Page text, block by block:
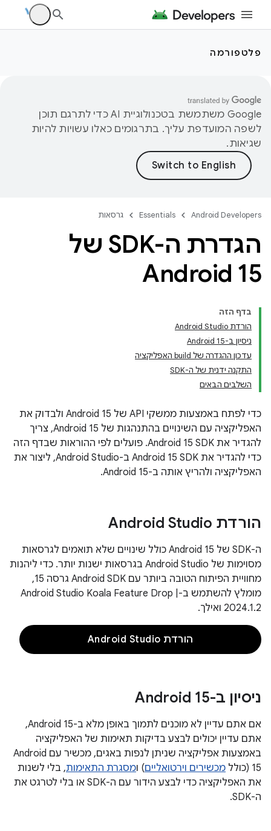
פלטפורמה
‫Google משתמשת בטכנולוגיית AI כדי לתרגם תוכן
לשפה המועדפת עליך. בתרגומים כאלו עשויות להיות
שגיאות.
Android Developers
Essentials גרסאות
הגדרת ה-SDK של
Android 15
בדף הזה
הורדת Android Studio
ניסיון ב-Android 15
עדכון ההגדרה של build האפליקציה
התקנה ידנית של ה-SDK
השלבים הבאים
כדי לפתח באמצעות ממשקי API של Android 15 ולבדוק את
האפליקציה עם השינויים בהתנהגות של Android 15, צריך
להגדיר את Android 15 SDK. פועלים לפי ההוראות שבדף הזה
כדי להגדיר את Android 15 SDK ב-Android Studio, ליצור את
האפליקציה ולהריץ אותה ב-Android 15.
הורדת Android Studio
ה-SDK של Android 15 כולל שינויים שלא תואמים לגרסאות
מסוימות של Android Studio בגרסאות ישנות יותר. כדי ליהנות
מחוויית הפיתוח הטובה ביותר עם Android SDK גרסה 15,
מומלץ להשתמש ב-Android Studio Koala Feature Drop |
2024.1.2 ואילך.
הורדת Android Studio
ניסיון ב-Android 15
אם אתם עדיין לא מוכנים לתמוך באופן מלא ב-Android 15,
אתם עדיין יכולים לבצע בדיקות תאימות של האפליקציה
באמצעות אפליקציה שניתן לנפות באגים, מכשיר עם Android
15 (כולל
מכשירים וירטואליים) ומסגרת התאימות, בלי לשנות
את האפליקציה כדי לבצע הידור עם ה-SDK או בלי לטרגט את
ה-SDK.